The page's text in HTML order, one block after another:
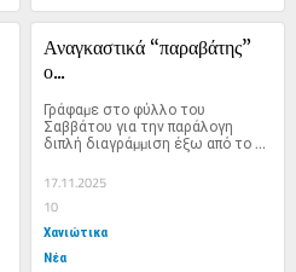
Αναγκαστικά “παραβάτης”
ο...
Γράφαµε στο φύλλο του
Σαββάτου για την παράλογη
διπλή διαγράµµιση έξω από το
πάρκο...
17.11.2025
10
Χανιώτικα
Νέα